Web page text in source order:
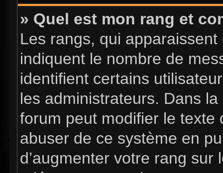
» Quel est mon rang et
Les rangs, qui
indiquent le nombre de
identifient certains
les administrateurs. Dans
forum peut modifier le
abuser de ce système en
d’augmenter votre rang